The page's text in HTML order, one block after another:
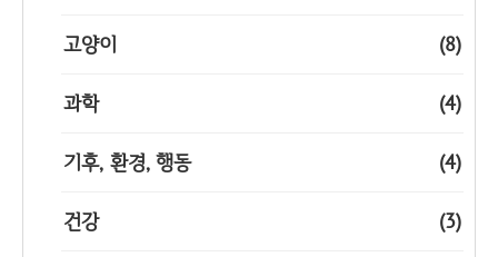
고양이 (8)
과학 (4)
기후, 환경, 행동 (4)
건강 (3)